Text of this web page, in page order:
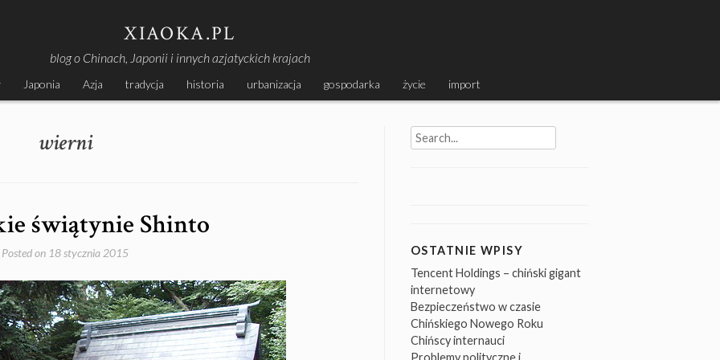
XIAOKA.PL
blog o Chinach, Japonii i innych azjatyckich krajach
Japonia Azja tradycja historia urbanizacja gospodarka życie import
wierni
świątynie Shinto
Posted on 18 stycznia 2015
Search
for:
OSTATNIE WPISY
Tencent Holdings – chiński gigant
internetowy
Bezpieczeństwo w czasie
Chińskiego Nowego Roku
Chińscy internauci
Problemy polityczne i